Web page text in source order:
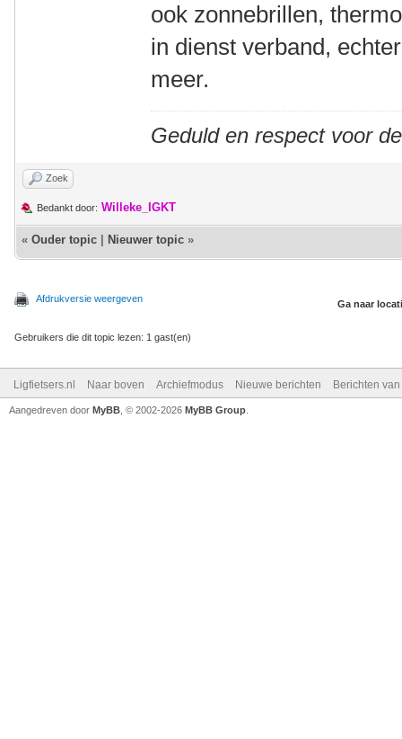
ook zonnebrillen,
in dienst verband,
meer.
Geduld en respect voor
Zoek
Bedankt door: Willeke_IGKT
« Ouder topic Nieuwer topic »
Afdrukversie weergeven Ga naar
Gebruikers die dit topic lezen: 1 gast(en)
Ligfietsers.nl Naar boven Archiefmodus Nieuwe berichten Berichten
Aangedreven door MyBB , © 2002-2026 MyBB Group